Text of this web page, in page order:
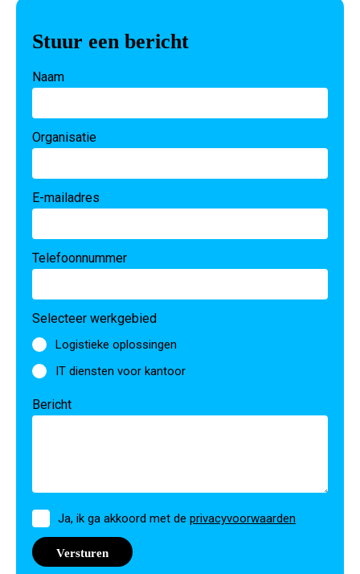
Stuur een bericht
Naam
Organisatie
E-mailadres
Telefoonnummer
Selecteer werkgebied
Logistieke oplossingen
IT diensten voor kantoor
Bericht
Toestemming
Ja, ik ga akkoord met de privacyvoorwaarden